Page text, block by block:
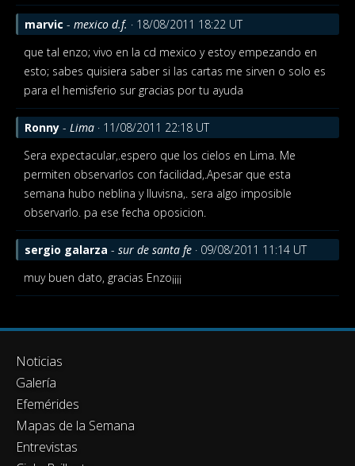
marvic - mexico d.f. · 18/08/2011 18:22 UT
que tal enzo; vivo en la cd mexico y estoy empezando en
esto; sabes quisiera saber si las cartas me sirven o solo es
para el hemisferio sur gracias por tu ayuda
Ronny - Lima · 11/08/2011 22:18 UT
Sera expectacular,.espero que los cielos en Lima. Me
permiten observarlos con facilidad,.Apesar que esta
semana hubo neblina y lluvisna,. sera algo imposible
observarlo. pa ese fecha oposicion.
sergio galarza - sur de santa fe · 09/08/2011 11:14 UT
muy buen dato, gracias Enzo¡¡¡¡
Noticias
Galería
Efemérides
Mapas de la Semana
Entrevistas